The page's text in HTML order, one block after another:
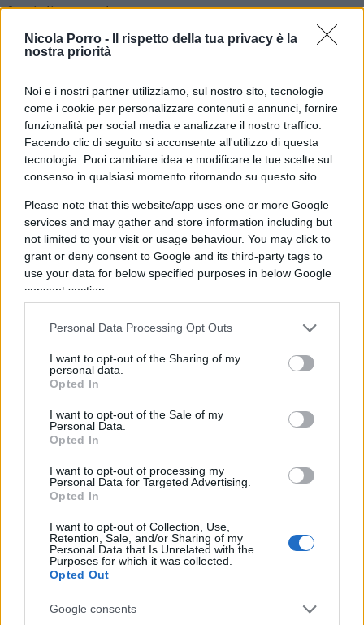
Nicola Porro -
Il rispetto della tua privacy è la
nostra priorità
Noi e i nostri partner utilizziamo, sul nostro sito, tecnologie
come i cookie per personalizzare contenuti e annunci, fornire
funzionalità per social media e analizzare il nostro traffico.
Facendo clic di seguito si acconsente all'utilizzo di questa
tecnologia. Puoi cambiare idea e modificare le tue scelte sul
consenso in qualsiasi momento ritornando su questo sito
Please note that this website/app uses one or more Google
services and may gather and store information including but
not limited to your visit or usage behaviour. You may click to
grant or deny consent to Google and its third-party tags to
use your data for below specified purposes in below Google
consent section.
Personal Data Processing Opt Outs
I want to opt-out of the Sharing of my
personal data.
Opted In
I want to opt-out of the Sale of my
Personal Data.
Opted In
I want to opt-out of processing my
Personal Data for Targeted Advertising.
Opted In
I want to opt-out of Collection, Use,
Retention, Sale, and/or Sharing of my
Personal Data that Is Unrelated with the
Purposes for which it was collected.
Opted Out
Google consents
famiglia e per loro stesse.
“Durante il lockdown
si sono moltiplicati i casi di
violenza; le chiamate ai centralini d’emergenza
aumentati del 75 per cento. Come se la ‘bestia’
vestita in giacca e camicia abbia improvvisamente
ripreso a scatenarsi lontano dell’apparente
qualche modo obbliga. Come se, decenni di
battaglie femministe non fossero mai esistite, mai
siano state in grado di scalfire pregiudizi che in
realtà vivono e sopravvivono dentro di noi oltre
ogni ragionevole sforzo”. In pratica, blindati in
casa, con le nostre vite strette in spazi mentali e
mariti/compagni ma padroni.
Parole forti a cui l’ennesimo femminicidio, finora
il 93esimo di quest’anno sciagurato, fanno eco
sulle donne ricordata anche dal Presidente
Mattarella con un accorato richiamo: “È
Emergenza pubblica, molto resta da fare. La parità
non è ancora pienamente conseguita”. Ed è
questo che l’autrice ribatte in questa sorta di
diario di bordo con testimonianze e dati reali che
descrivono donne generose e forti alle prese con